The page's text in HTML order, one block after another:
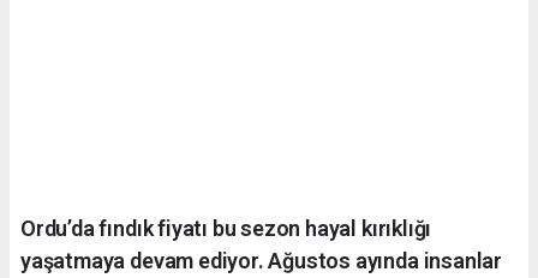
Ordu’da fındık fiyatı bu sezon hayal kırıklığı
yaşatmaya devam ediyor. Ağustos ayında insanlar